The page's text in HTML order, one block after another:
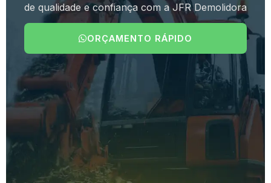
de qualidade e confiança com a JFR Demolidora
ORÇAMENTO RÁPIDO